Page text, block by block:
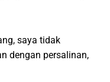
saya tidak
dengan persalinan,